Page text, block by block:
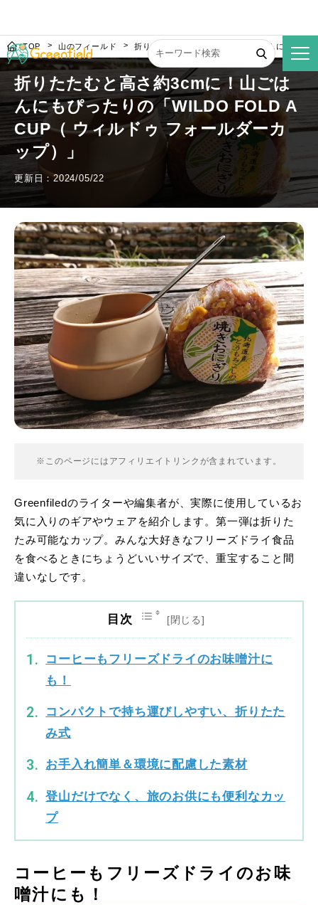
TOP 山のフィールド 折りたたむと高さ約3cmに！山ごはんにもぴっ
折りたたむと高さ約3cmに！山ごは
んにもぴったりの「WILDO FOLD A
CUP（ ウィルドゥ フォールダーカ
ップ）」
更新日：2024/05/22
※このページにはアフィリエイトリンクが含まれています。
Greenfiledのライターや編集者が、実際に使用しているお
気に入りのギアやウェアを紹介します。第一弾は折りた
たみ可能なカップ。みんな大好きなフリーズドライ食品
を食べるときにちょうどいいサイズで、重宝すること間
違いなしです。
目次
コーヒーもフリーズドライのお味噌汁に
も！
コンパクトで持ち運びしやすい、折りたた
み式
お手入れ簡単＆環境に配慮した素材
登山だけでなく、旅のお供にも便利なカッ
プ
コーヒーもフリーズドライのお味
噌汁にも！